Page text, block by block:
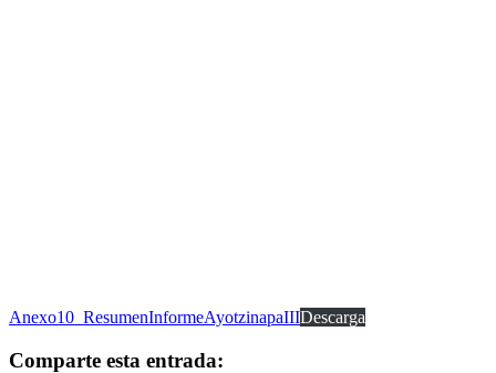
Anexo10_ResumenInformeAyotzinapaIIIDescarga
Comparte esta entrada: